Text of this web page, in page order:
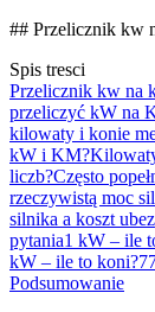
## Przelicznik kw
Spis tresci
Przelicznik kw na
przeliczyć kW na
kilowaty i konie
kW i KM?
liczb?Często
rzeczywistą moc
silnika a koszt
pytania1 kW – ile
kW – ile to koni?
Podsumowanie